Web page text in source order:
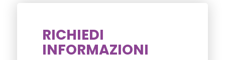
RICHIEDI
INFORMAZIONI